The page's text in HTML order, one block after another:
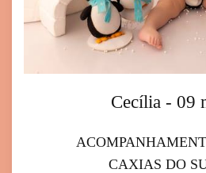
Cecília - 09
CAXIAS DO